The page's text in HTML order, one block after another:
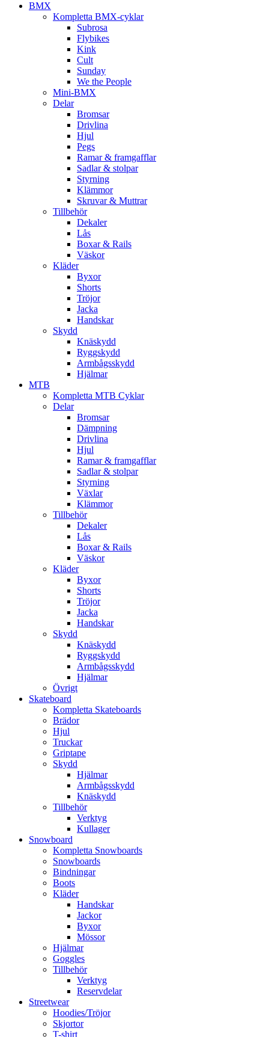
BMX
Kompletta BMX-cyklar
Subrosa
Flybikes
Kink
Cult
Sunday
We the People
Mini-BMX
Delar
Bromsar
Drivlina
Hjul
Pegs
Ramar & framgafflar
Sadlar & stolpar
Styrning
Klämmor
Skruvar & Muttrar
Tillbehör
Dekaler
Lås
Boxar & Rails
Väskor
Kläder
Byxor
Shorts
Tröjor
Jacka
Handskar
Skydd
Knäskydd
Ryggskydd
Armbågsskydd
Hjälmar
MTB
Kompletta MTB Cyklar
Delar
Bromsar
Dämpning
Drivlina
Hjul
Ramar & framgafflar
Sadlar & stolpar
Styrning
Växlar
Klämmor
Tillbehör
Dekaler
Lås
Boxar & Rails
Väskor
Kläder
Byxor
Shorts
Tröjor
Jacka
Handskar
Skydd
Knäskydd
Ryggskydd
Armbågsskydd
Hjälmar
Övrigt
Skateboard
Kompletta Skateboards
Brädor
Hjul
Truckar
Griptape
Skydd
Hjälmar
Armbågsskydd
Knäskydd
Tillbehör
Verktyg
Kullager
Snowboard
Kompletta Snowboards
Snowboards
Bindningar
Boots
Kläder
Handskar
Jackor
Byxor
Mössor
Hjälmar
Goggles
Tillbehör
Verktyg
Reservdelar
Streetwear
Hoodies/Tröjor
Skjortor
T-shirt